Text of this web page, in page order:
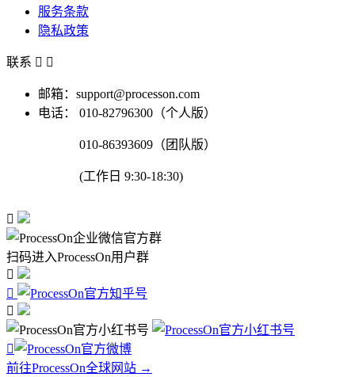
服务条款
隐私政策
联系  
邮箱：support@processon.com
电话：
010-82796300（个人版）
010-86393609（团队版）
(工作日 9:30-18:30)

扫码进入ProcessOn用户群




前往ProcessOn全球网站 →